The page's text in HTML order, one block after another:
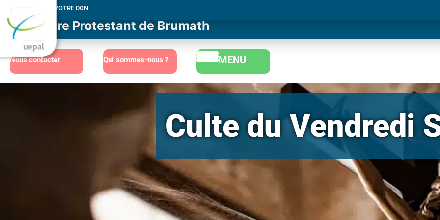
MERCI POUR VOTRE DON
Consistoire Protestant de Brumath
Nous contacter Qui sommes-nous ? MENU
Culte du Vendredi